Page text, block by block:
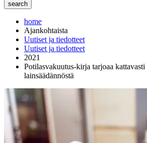
home
Ajankohtaista
Uutiset ja tiedotteet
Uutiset ja tiedotteet
2021
Potilasvakuutus-kirja tarjoaa kattavasti
lainsäädännöstä